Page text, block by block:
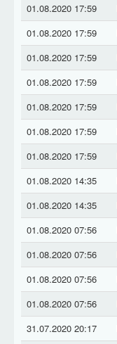
01.08.2020 17:59
01.08.2020 17:59
01.08.2020 17:59
01.08.2020 17:59
01.08.2020 17:59
01.08.2020 17:59
01.08.2020 17:59
01.08.2020 14:35
01.08.2020 14:35
01.08.2020 07:56
01.08.2020 07:56
01.08.2020 07:56
01.08.2020 07:56
31.07.2020 20:17